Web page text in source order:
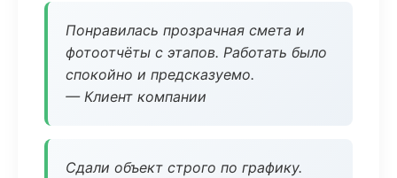
Понравилась прозрачная смета и
фотоотчёты с этапов. Работать было
спокойно и предсказуемо.
— Клиент компании
Сдали объект строго по графику.